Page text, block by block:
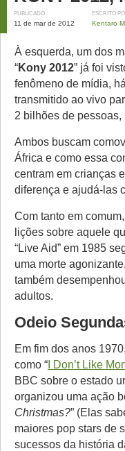
PUBLICADO
11 de mar de 2012
ESCRITO
Kentaro
À esquerda, um dos
“Kony 2012” já foi
fenômeno de mídia,
transmitido ao vivo
2 bilhões de pessoas,
Ambos buscam
África e como essa
centram em crianças
diferença e ajudá-las
Com tanto em
lições sobre aquele
“Live Aid” em 1985
uma morte
também
adultos.
Odeio
Em fim dos anos
como “I Don’t Like
BBC sobre o estado
organizou uma ação
Christmas?” (Elas
maiores pop stars de
sucessos da história